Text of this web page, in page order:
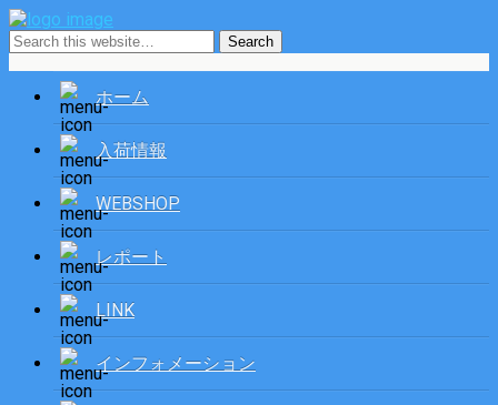
ホーム
入荷情報
WEBSHOP
レポート
LINK
インフォメーション